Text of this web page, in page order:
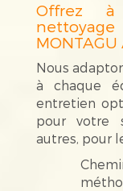
Offrez
MONTAGU
Nous
à chaque
entretien
pour votre
autres, pour